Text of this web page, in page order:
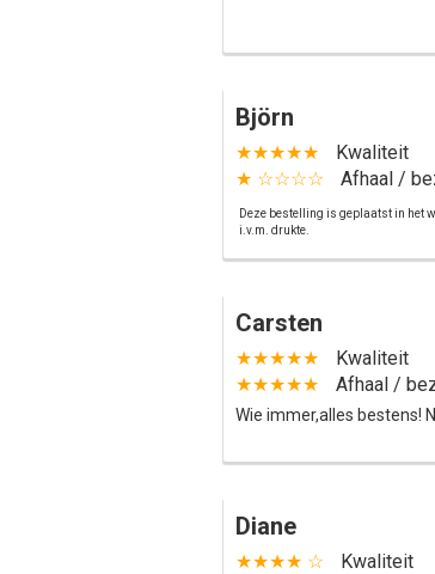
Björn
★★★★★
Kwaliteit
★ ☆☆☆☆
Afhaal /
Deze bestelling is geplaatst in het
i.v.m. drukte.
Carsten
★★★★★
Kwaliteit
★★★★★
Afhaal /
Wie immer,alles bestens!
Diane
★★★★ ☆
Kwaliteit